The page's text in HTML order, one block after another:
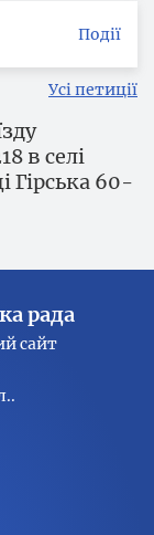
Події
Усі петиції
в селі
Гірська 60-
рада
сайт